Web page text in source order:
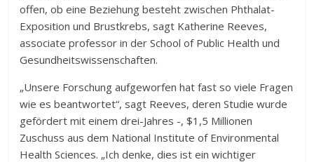
offen, ob eine Beziehung besteht zwischen Phthalat-
Exposition und Brustkrebs, sagt Katherine Reeves,
associate professor in der School of Public Health und
Gesundheitswissenschaften.
„Unsere Forschung aufgeworfen hat fast so viele Fragen
wie es beantwortet“, sagt Reeves, deren Studie wurde
gefördert mit einem drei-Jahres -, $1,5 Millionen
Zuschuss aus dem National Institute of Environmental
Health Sciences. „Ich denke, dies ist ein wichtiger